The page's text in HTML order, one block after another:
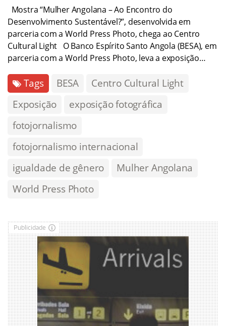
Mostra “Mulher Angolana – Ao Encontro do
Desenvolvimento Sustentável?”, desenvolvida em
parceria com a World Press Photo, chega ao Centro
Cultural Light O Banco Espírito Santo Angola (BESA), em
parceria com a World Press Photo, leva a exposição…
Tags BESA
Centro Cultural Light
Exposição
exposição fotográfica
fotojornalismo
fotojornalismo internacional
igualdade de gênero
Mulher Angolana
World Press Photo
Publicidade